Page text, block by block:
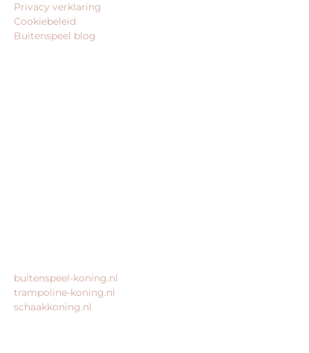
Privacy verklaring
Cookiebeleid
Buitenspeel blog
buitenspeel-koning.nl
trampoline-koning.nl
schaakkoning.nl